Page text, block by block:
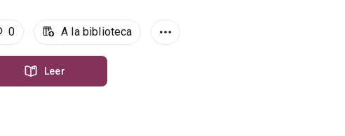
0 A la biblioteca
Leer